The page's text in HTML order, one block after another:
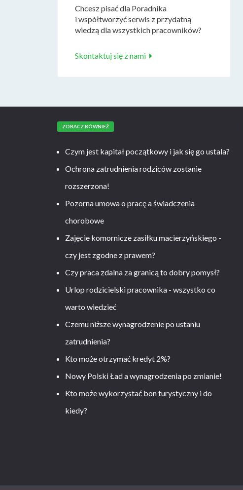
Chcesz pisać dla Poradnika
i współtworzyć serwis z przydatną
wiedzą dla wszystkich pracowników?
Skontaktuj się z nami
ZOBACZ RÓWNIEŻ
Czym jest kapitał początkowy i jak się go ustala?
Ochrona zatrudnienia rodziców zostanie
rozszerzona!
Pozorna umowa o pracę a świadczenia
chorobowe
Zajęcie komornicze zasiłku macierzyńskiego -
czy jest zgodne z prawem?
Czy praca zdalna za granicą to dobry pomysł?
Urlop rodzicielski pracownika - wszystko co
warto wiedzieć
Czemu niższe wynagrodzenie po ustaniu
zatrudnienia?
Kto może otrzymać kredyt 2%?
Nowy Polski Ład a wynagrodzenia po zmianie!
Kto może wykorzystać bon turystyczny i do
kiedy?